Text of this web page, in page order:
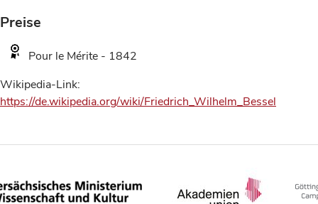
Preise
Pour le Mérite - 1842
Wikipedia-Link:
https://de.wikipedia.org/wiki/Friedrich_Wilhelm_Bessel